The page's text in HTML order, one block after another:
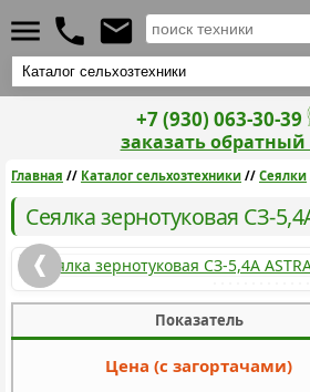
+7 (930) 063-30-39
заказать обратный
Главная // Каталог сельхозтехники // Сеялки
Сеялка зернотуковая СЗ-
Показатель
Цена (с загортачами)